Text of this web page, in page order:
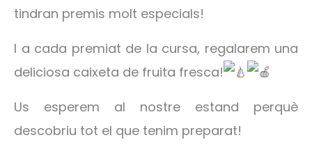
tindran premis molt especials!
I a cada premiat de la cursa, regalarem una
deliciosa caixeta de fruita fresca!
Us esperem al nostre estand perquè
descobriu tot el que tenim preparat!